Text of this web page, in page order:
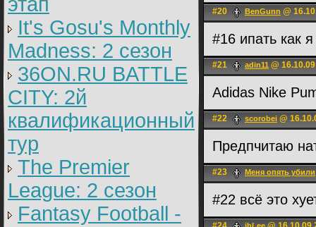
It's Gosu's Monthly
Madness: 2 сезон
36ON.RU BATTLE
CITY: 2й
квалификационный
тур
The Premier
League: 2 cезон
Fantasy Football -
#20 BenGunn @
#16 ипать как
#21 adin11 @
Adidas Nike
#22 scorobei @
Предпчитаю
#23 Меня опять убили
#22 всё это